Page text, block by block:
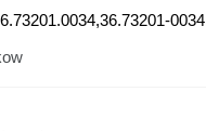
0034